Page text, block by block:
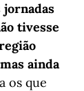
jornadas
tivesse
ainda
os que